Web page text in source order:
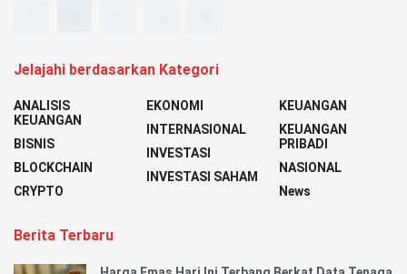
Jelajahi berdasarkan Kategori
ANALISIS
KEUANGAN
BISNIS
BLOCKCHAIN
CRYPTO
EKONOMI
INTERNASIONAL
INVESTASI
INVESTASI SAHAM
KEUANGAN
KEUANGAN
PRIBADI
NASIONAL
News
Berita Terbaru